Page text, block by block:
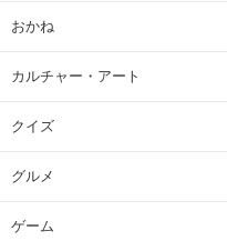
おかね
カルチャー・アート
クイズ
グルメ
ゲーム